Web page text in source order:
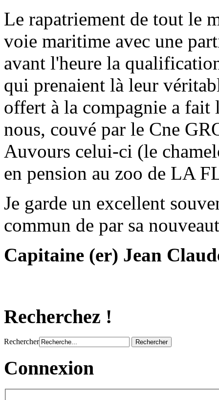
Le rapatriement de tout le
voie maritime avec une
avant l'heure la
qui prenaient là leur
offert à la compagnie a fait
nous, couvé par le Cne
Auvours celui-ci (le
en pension au zoo de LA
Je garde un excellent
commun de par sa
Capitaine (er) Jean
Recherchez !
Rechercher
Connexion